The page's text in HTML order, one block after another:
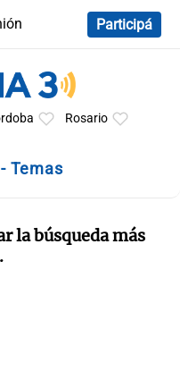
Participá
Rosario
Temas
la búsqueda más